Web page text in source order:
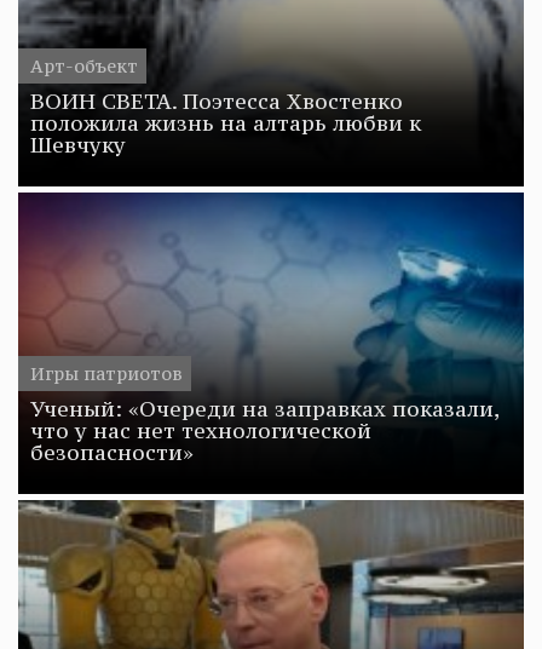
Арт-объект
ВОИН СВЕТА. Поэтесса Хвостенко
положила жизнь на алтарь любви к
Шевчуку
Игры патриотов
Ученый: «Очереди на заправках показали,
что у нас нет технологической
безопасности»